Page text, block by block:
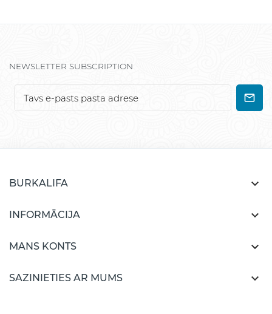
NEWSLETTER SUBSCRIPTION
BURKALIFA 
INFORMĀCIJA 
MANS KONTS 
SAZINIETIES AR MUMS 